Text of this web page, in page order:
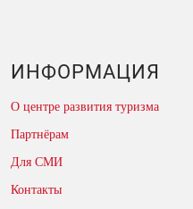
ИНФОРМАЦИЯ
О центре развития туризма
Партнёрам
Для СМИ
Контакты